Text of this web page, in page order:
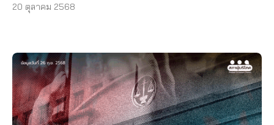
20 ตุลาคม 2568